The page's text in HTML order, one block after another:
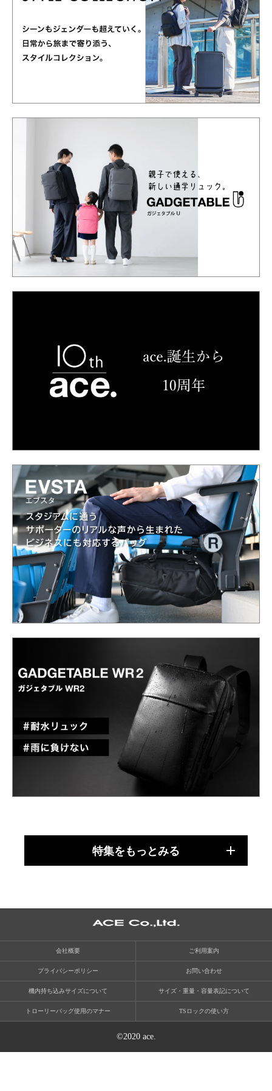
特集をもっとみる
会社概要 ご利用案内
プライバシーポリシー お問い合わせ
機内持ち込みサイズについて サイズ・重量・容量表記について
トローリーバッグ使用のマナー TSロックの使い方
©2020 ace.